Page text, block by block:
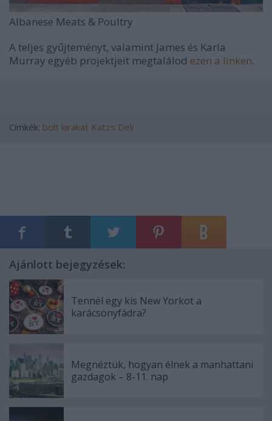
Albanese Meats & Poultry
A teljes gyűjteményt, valamint James és Karla
Murray egyéb projektjeit megtalálod ezen a linken.
Címkék: bolt kirakat Katzs Deli
Ajánlott bejegyzések:
Tennél egy kis New Yorkot a
karácsonyfádra?
Megnéztük, hogyan élnek a manhattani
gazdagok – 8-11. nap